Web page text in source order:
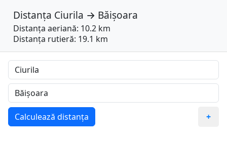
Distanța Ciurila → Băișoara
Distanța aeriană: 10.2 km
Distanța rutieră: 19.1 km
Calculează distanța +